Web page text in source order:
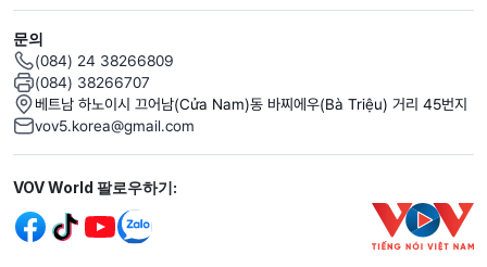
문의
(084) 24 38266809
(084) 38266707
베트남 하노이시 끄어남(Cửa Nam)동 바찌에우(Bà Triệu) 거리 45번지
vov5.korea@gmail.com
Mạng xã hội
VOV World 팔로우하기: